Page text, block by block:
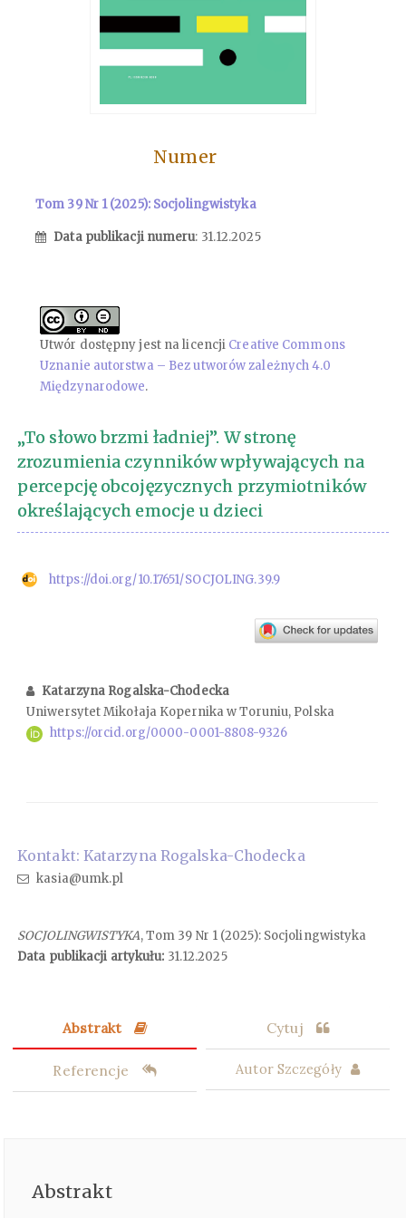
Numer
Tom 39 Nr 1 (2025): Socjolingwistyka
Data publikacji numeru: 31.12.2025
Utwór dostępny jest na licencji Creative Commons
Uznanie autorstwa – Bez utworów zależnych 4.0
Międzynarodowe.
„To słowo brzmi ładniej”. W stronę
zrozumienia czynników wpływających na
percepcję obcojęzycznych przymiotników
określających emocje u dzieci
https://doi.org/10.17651/SOCJOLING.39.9
Katarzyna Rogalska-Chodecka
Uniwersytet Mikołaja Kopernika w Toruniu, Polska
https://orcid.org/0000-0001-8808-9326
Kontakt: Katarzyna Rogalska-Chodecka
kasia@umk.pl
SOCJOLINGWISTYKA, Tom 39 Nr 1 (2025): Socjolingwistyka
Data publikacji artykułu: 31.12.2025
Abstrakt Cytuj
Referencje Autor Szczegóły
Abstrakt